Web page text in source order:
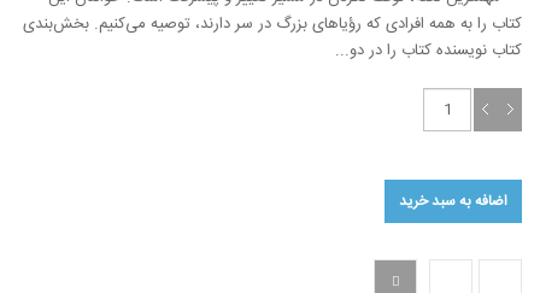
کتاب را به همه افرادی که رؤیاهای بزرگ در سر دارند، ‌توصیه می‌کنیم. بخش‌بندی
کتاب نویسنده کتاب را در دو...